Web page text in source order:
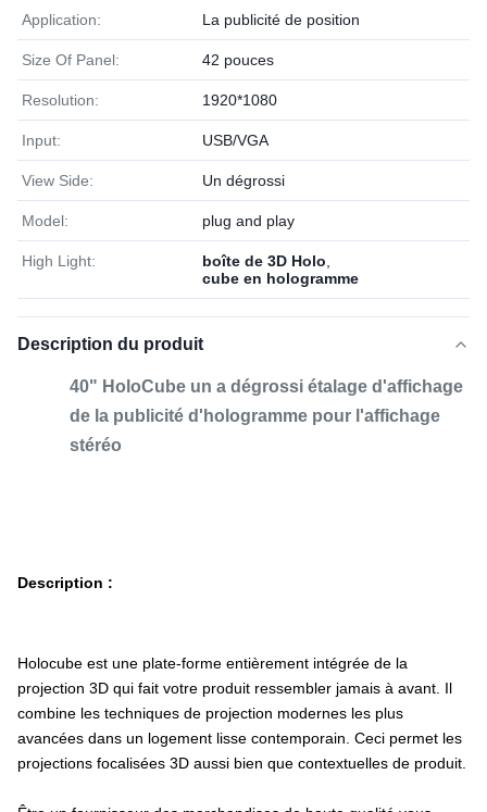
Application: La publicité de position
Size Of Panel: 42 pouces
Resolution: 1920*1080
Input: USB/VGA
View Side: Un dégrossi
Model: plug and play
High Light: boîte de 3D Holo
cube en hologramme
Description du produit
40" HoloCube un a dégrossi étalage d'affichage
de la publicité d'hologramme pour l'affichage
stéréo
Description :
Holocube est une plate-forme entièrement intégrée de la
projection 3D qui fait votre produit ressembler jamais à avant. Il
combine les techniques de projection modernes les plus
avancées dans un logement lisse contemporain. Ceci permet les
projections focalisées 3D aussi bien que contextuelles de produit.